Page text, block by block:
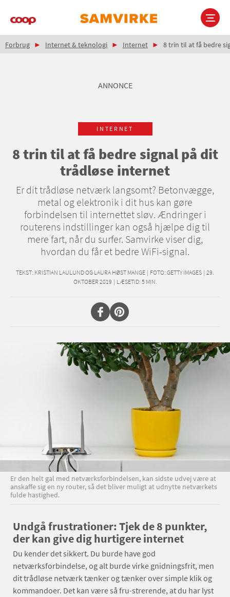
Main
Brødkrumme
Forbrug Internet & teknologi Internet 8 trin til at få bedre
ANNONCE
INTERNET
8 trin til at få bedre signal på dit
trådløse internet
Er dit trådløse netværk langsomt? Betonvægge,
metal og elektronik i dit hus kan gøre
forbindelsen til internettet sløv. Ændringer i
routerens indstillinger kan også hjælpe dig til
mere fart, når du surfer. Samvirke viser dig,
hvordan du får et bedre WiFi-signal.
TEKST: KRISTIAN LAULUND OG LAURA HØST MANGE | FOTO: GETTY IMAGES | 29.
OKTOBER 2019 | LÆSETID: 5 MIN.
Er den helt gal med netværksforbindelsen, kan sidste udvej være at
anskaffe sig en ny router, så det bliver muligt at udnytte netværkets
fulde hastighed.
Undgå frustrationer: Tjek de 8 punkter,
der kan give dig hurtigere internet
Du kender det sikkert. Du burde have god
netværksforbindelse, og alt burde virke gnidningsfrit, men
dit trådløse netværk tænker og tænker over simple klik og
kommandoer. Det kan være så fru-strerende, at du har lyst